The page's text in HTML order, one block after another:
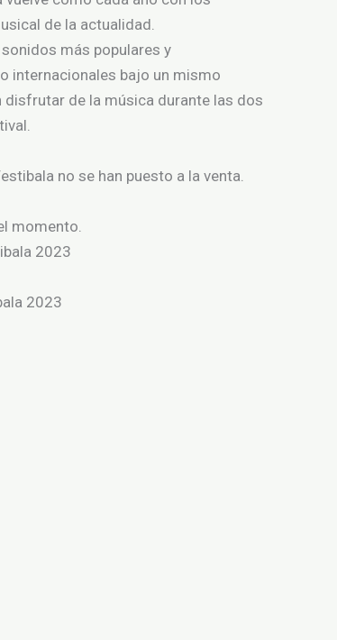
de la actualidad.
más populares y
internacionales bajo un mismo
de la música durante las dos
no se han puesto a la venta.
momento.
2023
2023